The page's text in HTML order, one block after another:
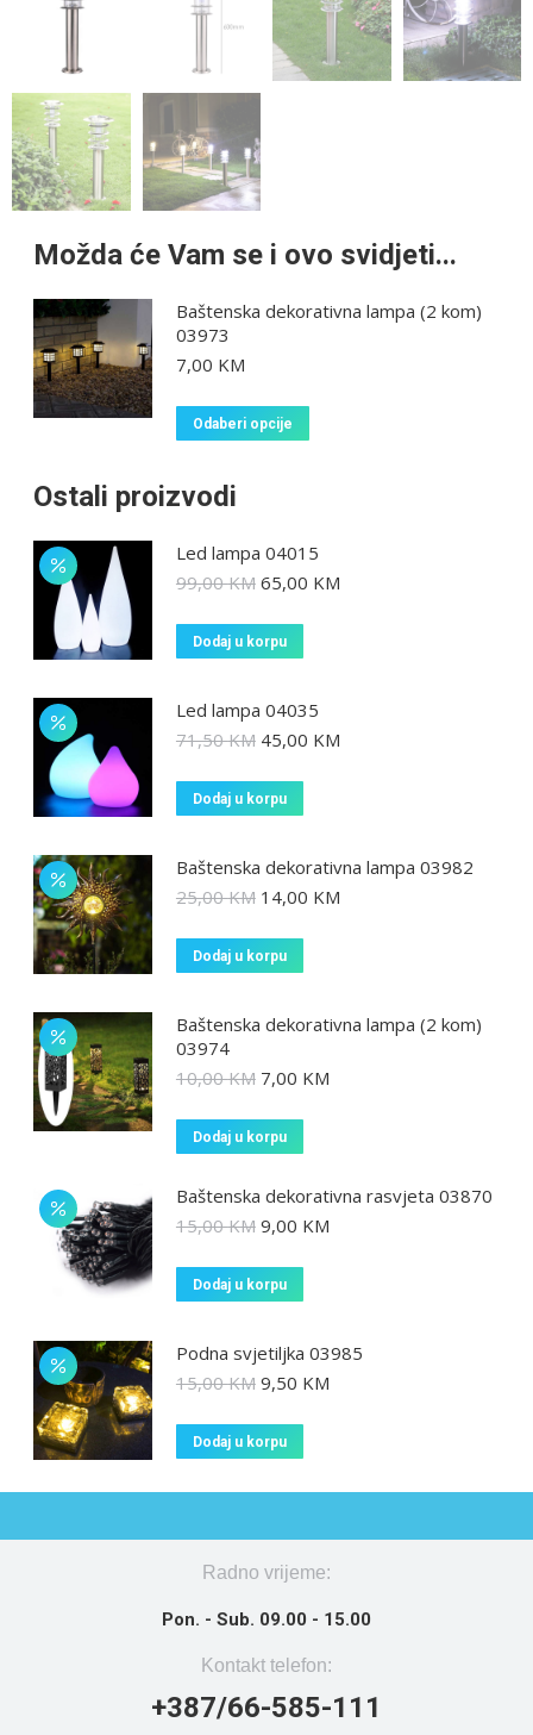
Možda će Vam se i ovo svidjeti...
Baštenska dekorativna lampa (2 kom)
03973
7,00 KM
Odaberi opcije
Ostali proizvodi
Led lampa 04015
99,00KM 65,00 KM
Dodaj u korpu
Led lampa 04035
71,50KM 45,00 KM
Dodaj u korpu
Baštenska dekorativna lampa 03982
25,00KM 14,00 KM
Dodaj u korpu
Baštenska dekorativna lampa (2 kom)
03974
10,00KM 7,00 KM
Dodaj u korpu
Baštenska dekorativna rasvjeta 03870
15,00KM 9,00 KM
Dodaj u korpu
Podna svjetiljka 03985
15,00KM 9,50 KM
Dodaj u korpu
Radno vrijeme:
Pon. - Sub. 09.00 - 15.00
Kontakt telefon:
+387/66-585-111